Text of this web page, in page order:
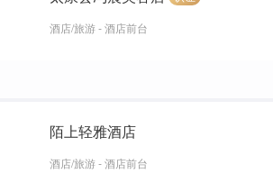
酒店/旅游 - 酒店前台
陌上轻雅酒店
酒店/旅游 - 酒店前台